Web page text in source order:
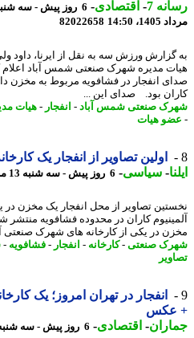
7
-اقتصادی-
6 روز پیش - سه شنبه 13
14:50
82022658
ورزش سه به نقل از ایرنا، داود ولی،
مدیره شهرک صنعتی شمس آباد اعلام کرد
انفجار در فشافویه مربوط به مخزن داخلی
بود. صدای این ...
صنعتی شمس آباد- انفجار-هیات مدیره
هیات
اولین تصاویر از انفجار یک کارخانه
-سیاسی-6 روز پیش - سه شنبه 13 مرداد 1405، 14:42
تصاویر از محل انفجار یک مخزن در
کاران در محدوده فشافویه منتشر شد.
در یکی از کارخانه های شهرک صنعتی
صنعتی-کارخانه -انفجار-فشافویه-
انفجار در تهران امروز؛ یک
- اقتصادی-6 روز پیش - سه شنبه 13 مرداد 1405، 14:35